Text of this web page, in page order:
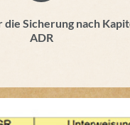
Sicherung nach
ADR